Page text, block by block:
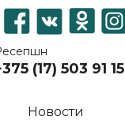
(17) 503 91 15
Новости